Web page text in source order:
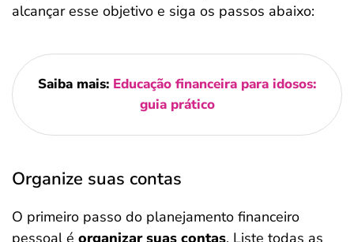
alcançar esse objetivo e siga os passos abaixo:
Saiba mais: Educação financeira para idosos:
guia prático
Organize suas contas
O primeiro passo do planejamento financeiro
pessoal é organizar suas contas. Liste todas as